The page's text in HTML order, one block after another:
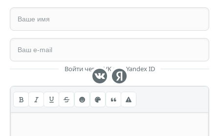
Войти через VK или Yandex ID